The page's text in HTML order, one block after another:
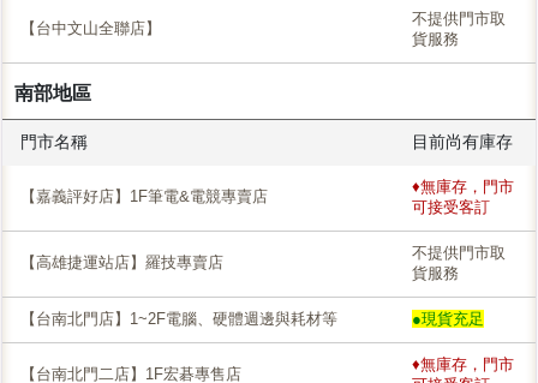
【台中文山全聯店】
不提供門市取
貨服務
南部地區
門市名稱 目前尚有庫存
【嘉義評好店】1F筆電&電競專賣店
♦無庫存，門市
可接受客訂
【高雄捷運站店】羅技專賣店
不提供門市取
貨服務
【台南北門店】1~2F電腦、硬體週邊與耗材等 ●現貨充足
【台南北門二店】1F宏碁專售店
♦無庫存，門市